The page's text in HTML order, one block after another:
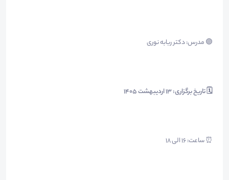
🟣 مدرس: دکتر ربابه نوری
🗓 تاریخ برگزاری: 13 اردیبهشت ۱۴۰۵
⏰ ساعت: ۱۶ الی ۱۸